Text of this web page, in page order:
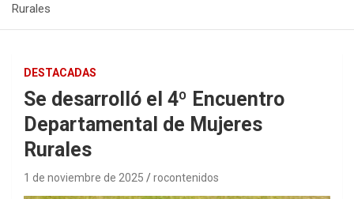
Rurales
DESTACADAS
Se desarrolló el 4º Encuentro
Departamental de Mujeres
Rurales
1 de noviembre de 2025 rocontenidos